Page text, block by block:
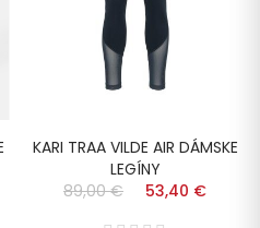
KARI TRAA VILDE AIR DÁMSKE
LEGÍNY
89,00 €
53,40 €